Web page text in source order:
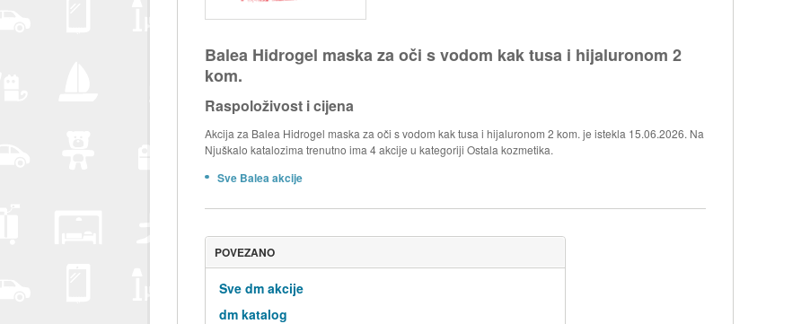
Balea Hidrogel maska za oči s vodom kak tusa i hijaluronom 2
kom.
Raspoloživost i cijena
Akcija za Balea Hidrogel maska za oči s vodom kak tusa i hijaluronom 2 kom. je istekla 15.06.2026. Na
Njuškalo katalozima trenutno ima 4 akcije u kategoriji Ostala kozmetika.
Sve Balea akcije
POVEZANO
Sve dm akcije
dm katalog